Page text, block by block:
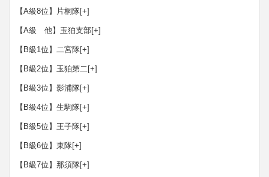
【A級8位】片桐隊[+]
【A級 他】玉狛支部[+]
【B級1位】二宮隊[+]
【B級2位】玉狛第二[+]
【B級3位】影浦隊[+]
【B級4位】生駒隊[+]
【B級5位】王子隊[+]
【B級6位】東隊[+]
【B級7位】那須隊[+]